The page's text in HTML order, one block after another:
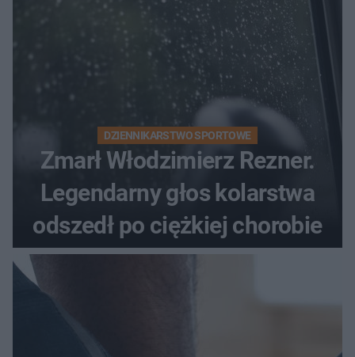
DZIENNIKARSTWO SPORTOWE
Zmarł Włodzimierz Rezner.
Legendarny głos kolarstwa
odszedł po ciężkiej chorobie